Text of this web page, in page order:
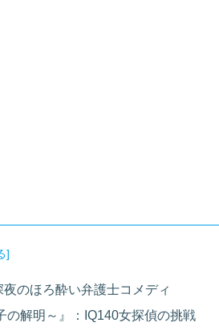
のほろ酔い弁護士コメディ
の解明～』：IQ140女探偵の挑戦